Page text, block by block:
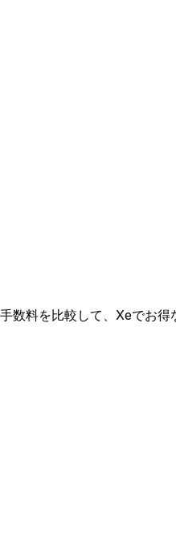
料を比較して、Xeでお得